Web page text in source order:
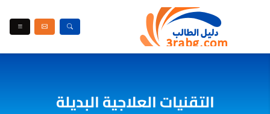
التقنيات العلاجية البديلة